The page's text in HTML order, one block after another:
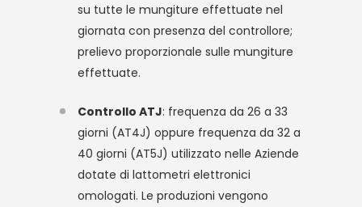
su tutte le mungiture effettuate nel
giornata con presenza del controllore;
prelievo proporzionale sulle mungiture
effettuate.
Controllo ATJ: frequenza da 26 a 33
giorni (AT4J) oppure frequenza da 32 a
40 giorni (AT5J) utilizzato nelle Aziende
dotate di lattometri elettronici
omologati. Le produzioni vengono